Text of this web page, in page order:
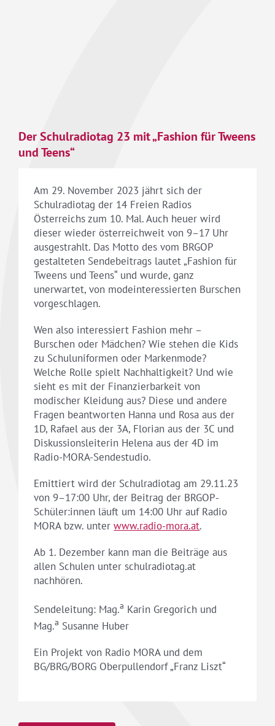
Der Schulradiotag 23 mit „Fashion für Tweens
und Teens“
Am 29. November 2023 jährt sich der
Schulradiotag der 14 Freien Radios
Österreichs zum 10. Mal. Auch heuer wird
dieser wieder österreichweit von 9–17 Uhr
ausgestrahlt. Das Motto des vom BRGOP
gestalteten Sendebeitrags lautet „Fashion für
Tweens und Teens“ und wurde, ganz
unerwartet, von modeinteressierten Burschen
vorgeschlagen.
Wen also interessiert Fashion mehr –
Burschen oder Mädchen? Wie stehen die Kids
zu Schuluniformen oder Markenmode?
Welche Rolle spielt Nachhaltigkeit? Und wie
sieht es mit der Finanzierbarkeit von
modischer Kleidung aus? Diese und andere
Fragen beantworten Hanna und Rosa aus der
1D, Rafael aus der 3A, Florian aus der 3C und
Diskussionsleiterin Helena aus der 4D im
Radio-MORA-Sendestudio.
Emittiert wird der Schulradiotag am 29.11.23
von 9–17:00 Uhr, der Beitrag der BRGOP-
Schüler:innen läuft um 14:00 Uhr auf Radio
MORA bzw. unterwww.radio-mora.at.
Ab 1. Dezember kann man die Beiträge aus
allen Schulen unter schulradiotag.at
nachhören.
Sendeleitung: Mag.a Karin Gregorich und
Mag.a Susanne Huber
Ein Projekt von Radio MORA und dem
BG/BRG/BORG Oberpullendorf „Franz Liszt“